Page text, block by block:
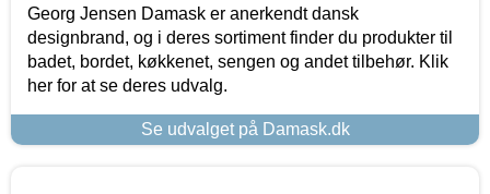
Georg Jensen Damask er anerkendt dansk
designbrand, og i deres sortiment finder du produkter til
badet, bordet, køkkenet, sengen og andet tilbehør. Klik
her for at se deres udvalg.
Se udvalget på Damask.dk